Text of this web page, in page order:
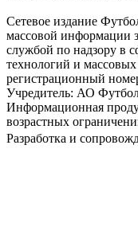
Сетевое издание
массовой информации
службой по надзору в
технологий и
регистрационный
Учредитель: АО
Информационная
возрастных
Разработка и